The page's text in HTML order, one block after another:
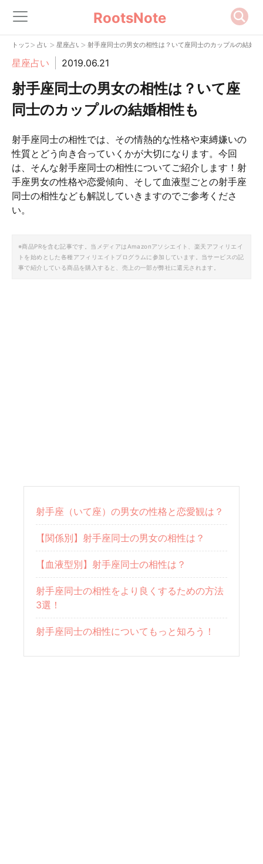
RootsNote
トップ> 占い > 星座占い> 射手座同士の男女の相性は？いて座同士のカップルの結婚
星座占い 2019.06.21
射手座同士の男女の相性は？いて座
同士のカップルの結婚相性も
射手座同士の相性では、その情熱的な性格や束縛嫌いの
性質とどう向き合っていくかが大切になります。今回
は、そんな射手座同士の相性についてご紹介します！射
手座男女の性格や恋愛傾向、そして血液型ごとの射手座
同士の相性なども解説していきますのでご参考くださ
い。
※商品PRを含む記事です。当メディアはAmazonアソシエイト、楽天アフィリエイ
トを始めとした各種アフィリエイトプログラムに参加しています。当サービスの記
事で紹介している商品を購入すると、売上の一部が弊社に還元されます。
射手座（いて座）の男女の性格と恋愛観は？
【関係別】射手座同士の男女の相性は？
【血液型別】射手座同士の相性は？
射手座同士の相性をより良くするための方法
3選！
射手座同士の相性についてもっと知ろう！